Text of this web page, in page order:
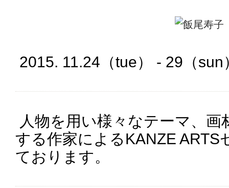
2015. 11.24（tue） - 29（sun
人物を用い様々なテーマ、
する作家によるKANZE ARTS
ております。